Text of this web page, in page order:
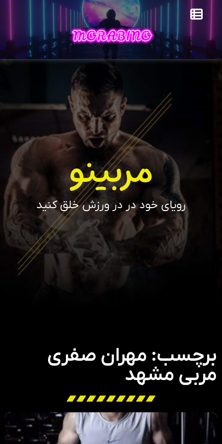
مربینو
رویای خود در در ورزش خلق کنید
برچسب: مهران صفری
مربی مشهد